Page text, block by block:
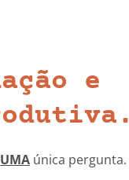
e
UMA única pergunta.